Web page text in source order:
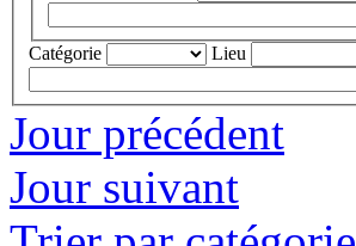
Catégorie
Lieu
Jour précédent
Jour suivant